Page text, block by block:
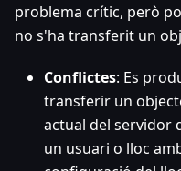
problema crític, però
no s'ha transferit un
Conflictes: Es
transferir un
actual del servidor
un usuari o lloc